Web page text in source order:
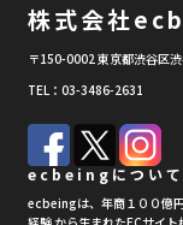
株式会社
〒150-0002 東京都渋谷区
TEL：03-3486-2631
ecbeingについて
ecbeingは、年商１００億